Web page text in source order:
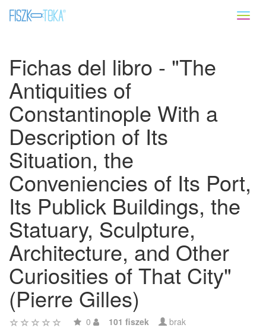
Fichas del libro - "The
Antiquities of
Constantinople With a
Description of Its
Situation, the
Conveniencies of Its Port,
Its Publick Buildings, the
Statuary, Sculpture,
Architecture, and Other
Curiosities of That City"
(Pierre Gilles)
0 101 fiszek brak